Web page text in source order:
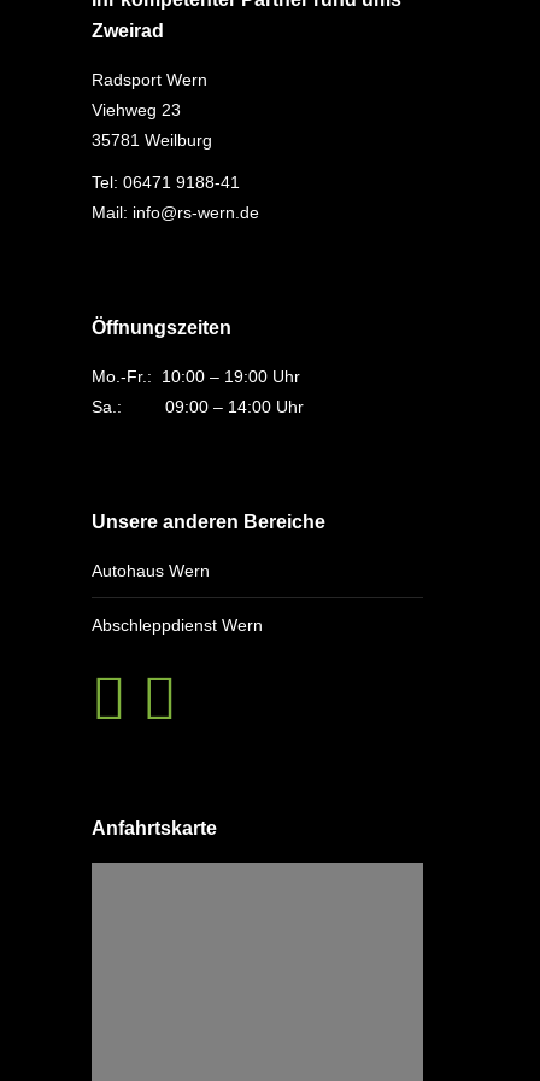
Zweirad
Radsport Wern
Viehweg 23
35781 Weilburg
Tel: 06471 9188-41
Mail: info@rs-wern.de
Öffnungszeiten
Mo.-Fr.: 10:00 – 19:00 Uhr
Sa.: 09:00 – 14:00 Uhr
Unsere anderen Bereiche
Autohaus Wern
Abschleppdienst Wern
Anfahrtskarte